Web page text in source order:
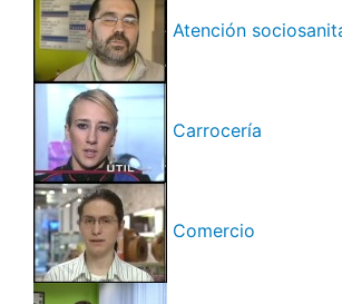
Atención
Carrocería
Comercio